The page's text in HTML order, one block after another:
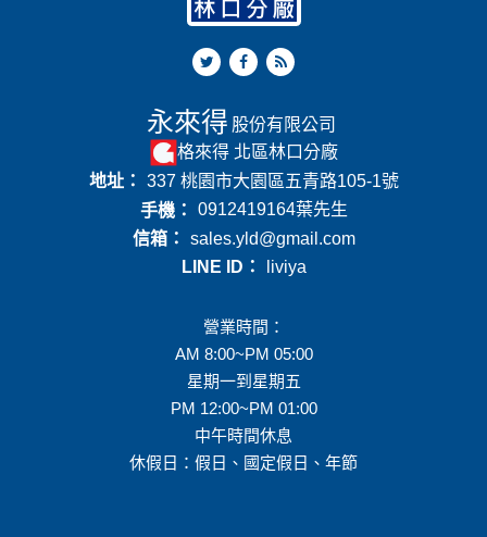
永來得 股份有限公司
格來得 北區林口分廠
地址：
337 桃園市大園區五青路105-1號
手機：
0912419164葉先生
信箱：
sales.yld@gmail.com
LINE ID：
liviya
營業時間：
AM 8:00~PM 05:00
星期一到星期五
PM 12:00~PM 01:00
中午時間休息
休假日：假日、國定假日、年節